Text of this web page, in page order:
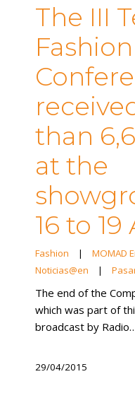
The III
Fashion
than
at the
16 to 19
Fashion | MOMAD
Noticias@en
|
The end of the
which was part of
broadcast by
29/04/2015